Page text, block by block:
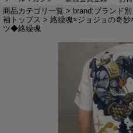
商品カテゴリ一覧 > brand:ブランド別
袖トップス > 絡繰魂×ジョジョの奇
ツ◆絡繰魂